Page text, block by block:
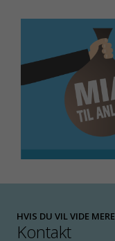
HVIS DU VIL VIDE MERE
Kontakt